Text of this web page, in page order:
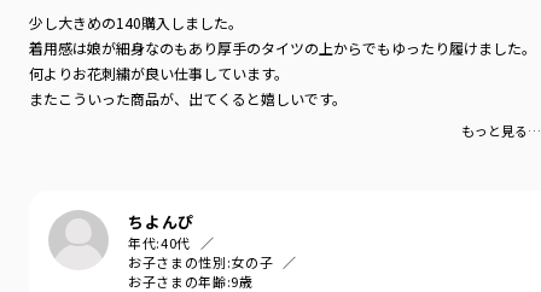
少し大きめの140購入しました。
着用感は娘が細身なのもあり厚手のタイツの上からでもゆったり履けました。
何よりお花刺繍が良い仕事しています。
またこういった商品が、出てくると嬉しいです。
もっと見る…
ちよんぴ
年代:40代
お子さまの性別:女の子
お子さまの年齢:9歳